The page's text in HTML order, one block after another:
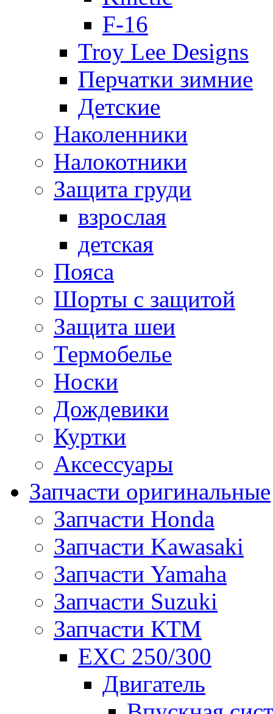
F-16
Troy Lee Designs
Перчатки зимние
Детские
Наколенники
Налокотники
Защита груди
взрослая
детская
Пояса
Шорты с защитой
Защита шеи
Термобелье
Носки
Дождевики
Куртки
Аксессуары
Запчасти оригинальные
Запчасти Honda
Запчасти Kawasaki
Запчасти Yamaha
Запчасти Suzuki
Запчасти КТМ
EXC 250/300
Двигатель